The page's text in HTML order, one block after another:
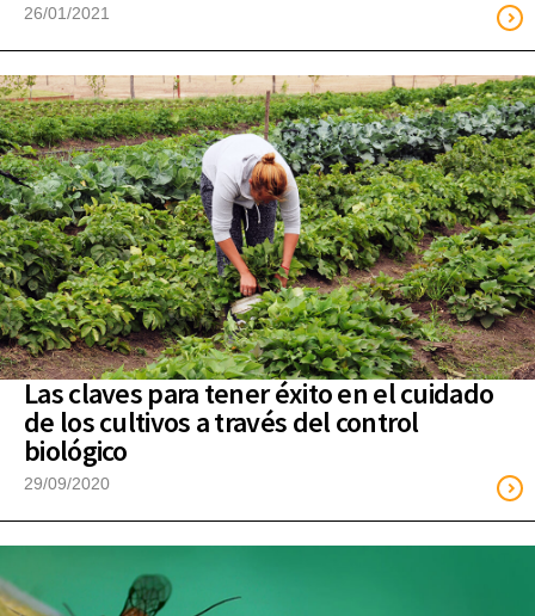
26/01/2021
Las claves para tener éxito en el cuidado
de los cultivos a través del control
biológico
29/09/2020